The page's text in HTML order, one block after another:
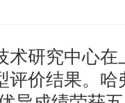
术研究中心在
评价结果。哈